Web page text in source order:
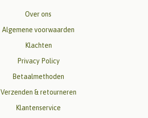
Over ons
Algemene voorwaarden
Klachten
Privacy Policy
Betaalmethoden
Verzenden & retourneren
Klantenservice